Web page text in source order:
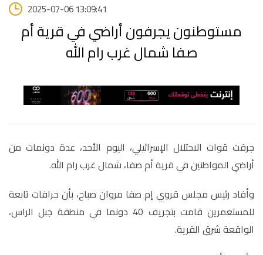
2025-07-06 13:09:41
مستوطنون يجرفون أراضي في قرية أم
صفا شمال غرب رام الله
جرفت قوات الاحتلال الإسرائيلي، اليوم الأحد، عدة دونمات من
أراضي المواطنين في قرية أم صفا، شمال غرب رام الله.
وأفاد رئيس مجلس قروي إم صفا مروان صباح، بأن جرافات تابعة
للمستعمرين قامت بتجريف 40 دونما في منطقة جبل الراس،
الواقعة شرق القرية.